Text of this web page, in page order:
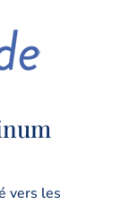
vers les